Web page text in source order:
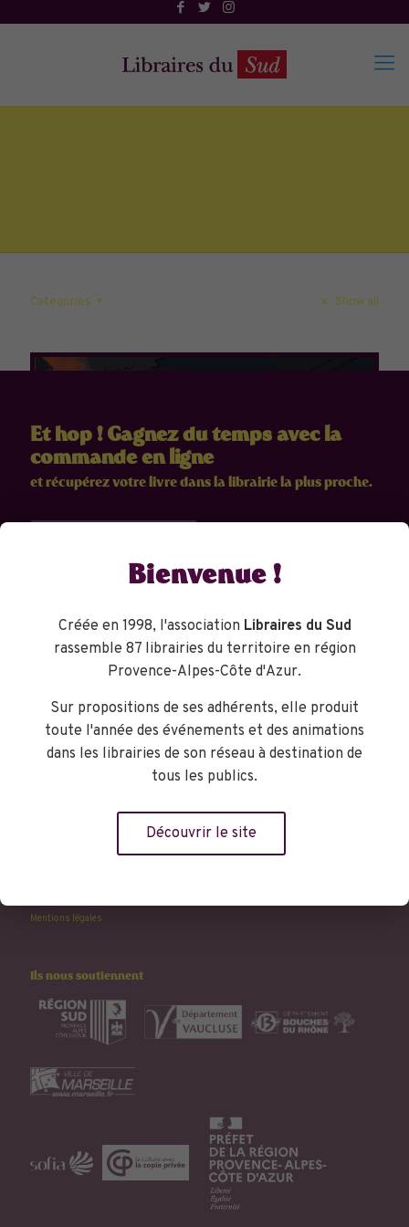
Categories Show all
Le Blanc du drapeau – Julie Scheibling,
Et hop ! Gagnez du temps avec la
commande en ligne
et récupérez votre livre dans la librairie la plus proche.
Libraires du Sud
Créée en 1998, l'association Libraires du Sud rassemble une
soixantaine de libraires convaincu.e.s qu’ils et elles ont un rôle central
de faciliter le libre accès aux livres, bien sûr, mais aussi à l'imaginaire
et au plaisir. Plaisir de lire, de rire, de réfléchir, de découvrir, de se
divertir...
En savoir plus
Coordonnées de l'association
4 rue Saint Ferréol 13001 Marseille
Mentions légales
Ils nous soutiennent
Bienvenue !
Créée en 1998, l'association Libraires du Sud
rassemble 87 librairies du territoire en région
Provence-Alpes-Côte d'Azur.
Sur propositions de ses adhérents, elle produit
toute l'année des événements et des animations
dans les librairies de son réseau à destination de
tous les publics.
Découvrir le site